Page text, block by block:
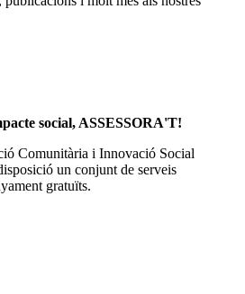
social, ASSESSORA'T!
Comunitària i Innovació Social
un conjunt de serveis
gratuïts.